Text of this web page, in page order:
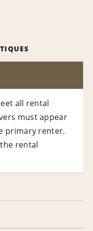
all rental
must appear
primary renter.
rental